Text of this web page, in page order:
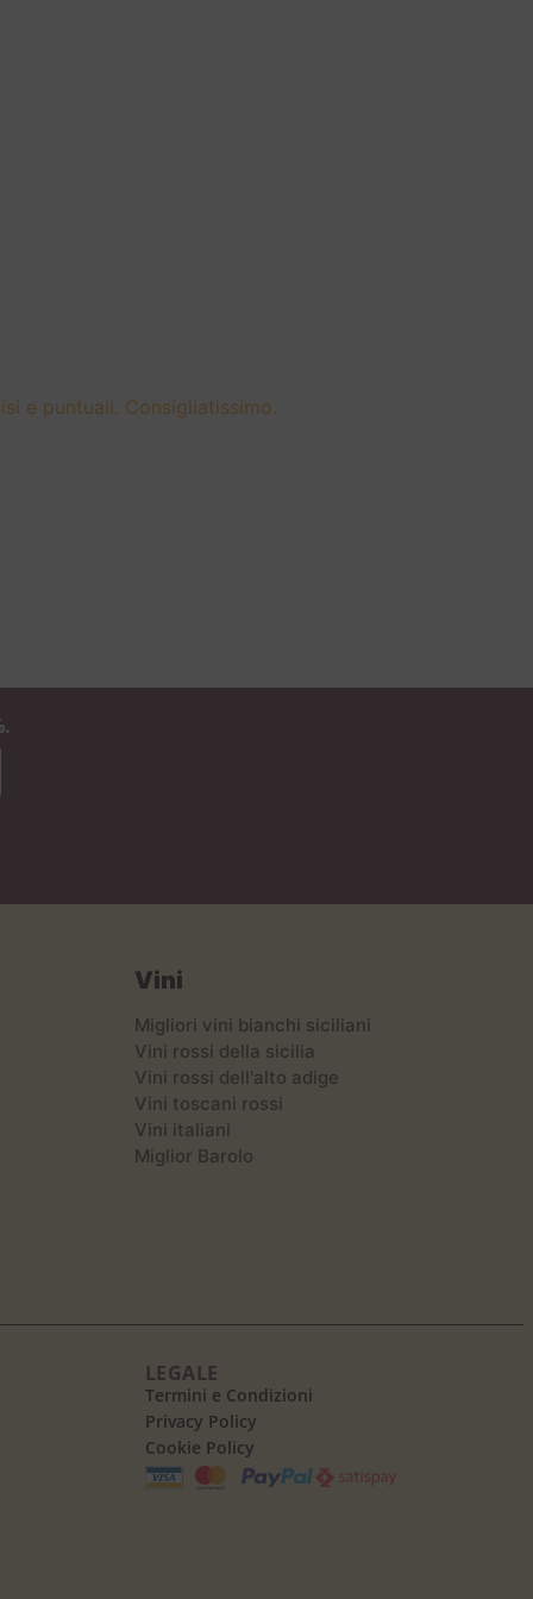
e puntuali. Consigliatissimo.
Vini
Migliori vini bianchi siciliani
Vini rossi della sicilia
Vini rossi dell'alto adige
Vini toscani rossi
Vini italiani
Miglior Barolo
LEGALE
Termini e Condizioni
Privacy Policy
Cookie Policy